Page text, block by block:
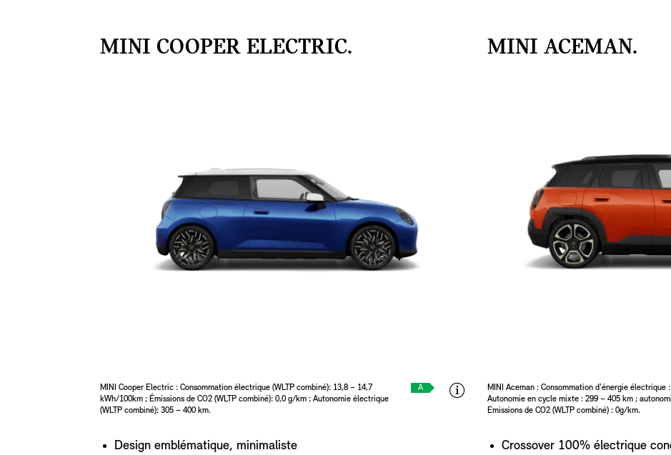
MINI COOPER ELECTRIC.
MINI Cooper Electric : Consommation électrique (WLTP combiné): 13,8 – 14,7
kWh/100km ; Émissions de CO2 (WLTP combiné): 0,0 g/km ; Autonomie électrique
A
Design emblématique, minimaliste
MINI ACEMAN.
MINI Aceman : Consommation d'énergie électrique
Autonomie en cycle mixte : 299 – 405 km ;
Emissions de CO2 (WLTP combiné) : 0g/km.
Crossover 100% électrique